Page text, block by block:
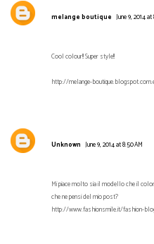
melange boutique June 9, 2014 at
Cool colour!! Super style!!
http://melange-
Unknown June 9, 2014 at 8:50 AM
Mi piace molto sia il modello che il
che ne pensi del mio post?
http://www.fashionsmile.it/fashion-